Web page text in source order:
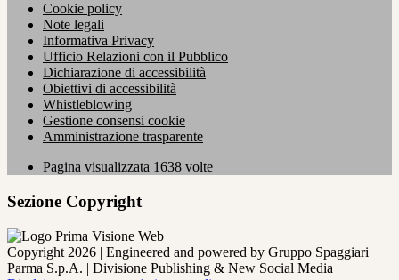
Cookie policy
Note legali
Informativa Privacy
Ufficio Relazioni con il Pubblico
Dichiarazione di accessibilità
Obiettivi di accessibilità
Whistleblowing
Gestione consensi cookie
Amministrazione trasparente
Pagina visualizzata 1638 volte
Sezione Copyright
Copyright 2026 | Engineered and powered by Gruppo Spaggiari
Parma S.p.A. | Divisione Publishing & New Social Media